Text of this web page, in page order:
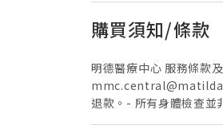
購買須知/條款
明德醫療中心 服務條款
退款。- 所有身體檢查並
可轉作其他測試- 僅於明